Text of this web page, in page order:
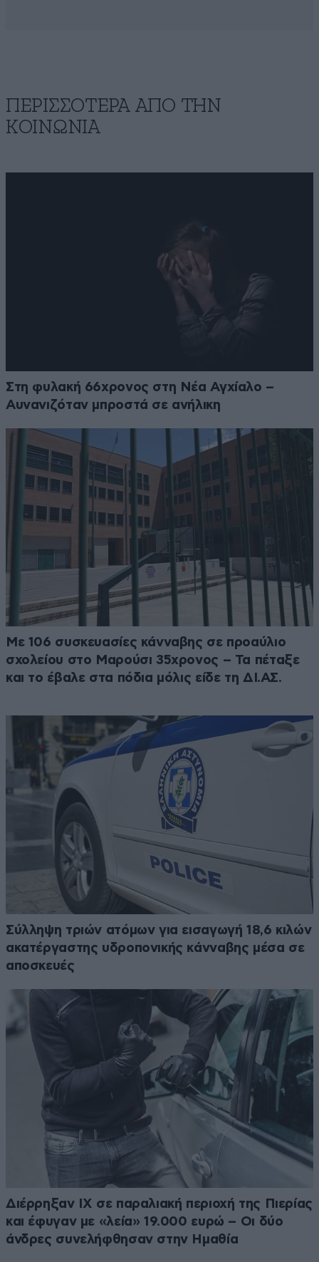
ΠΕΡΙΣΣΟΤΕΡΑ ΑΠΟ ΤΗΝ
ΚΟΙΝΩΝΙΑ
Στη φυλακή 66χρονος στη Νέα Αγχίαλο –
Αυνανιζόταν μπροστά σε ανήλικη
Με 106 συσκευασίες κάνναβης σε προαύλιο
σχολείου στο Μαρούσι 35χρονος – Τα πέταξε
και το έβαλε στα πόδια μόλις είδε τη ΔΙ.ΑΣ.
Σύλληψη τριών ατόμων για εισαγωγή 18,6 κιλών
ακατέργαστης υδροπονικής κάνναβης μέσα σε
αποσκευές
Διέρρηξαν ΙΧ σε παραλιακή περιοχή της Πιερίας
και έφυγαν με «λεία» 19.000 ευρώ – Οι δύο
άνδρες συνελήφθησαν στην Ημαθία